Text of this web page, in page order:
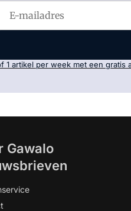
1 artikel per week met een gratis
Gawalo